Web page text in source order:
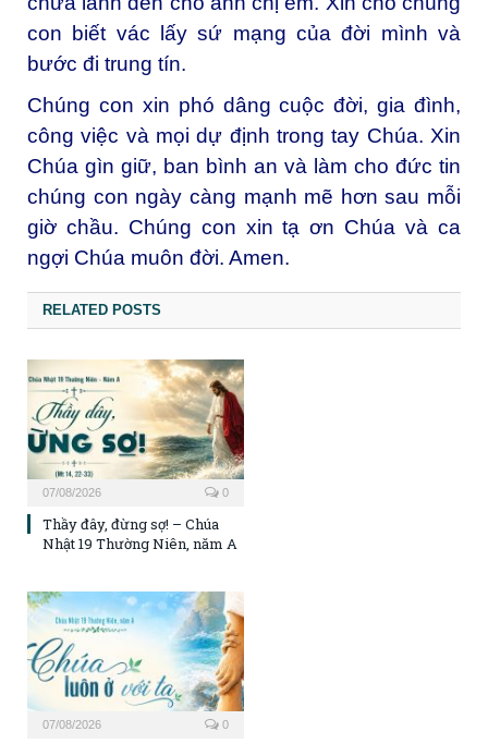
con biết vác lấy sứ mạng của đời mình và
bước đi trung tín.
Chúng con xin phó dâng cuộc đời, gia đình,
công việc và mọi dự định trong tay Chúa. Xin
Chúa gìn giữ, ban bình an và làm cho đức tin
chúng con ngày càng mạnh mẽ hơn sau mỗi
giờ chầu. Chúng con xin tạ ơn Chúa và ca
ngợi Chúa muôn đời. Amen.
RELATED POSTS
07/08/2026 0
Thầy đây, đừng sợ! – Chúa
Nhật 19 Thường Niên, năm A
07/08/2026 0